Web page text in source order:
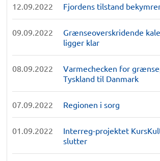
12.09.2022 Fjordens tilstand
09.09.2022
Grænseoverskridende
ligger klar
08.09.2022
Varmechecken for
Tyskland til Danmark
07.09.2022 Regionen i sorg
01.09.2022
Interreg-projektet
slutter